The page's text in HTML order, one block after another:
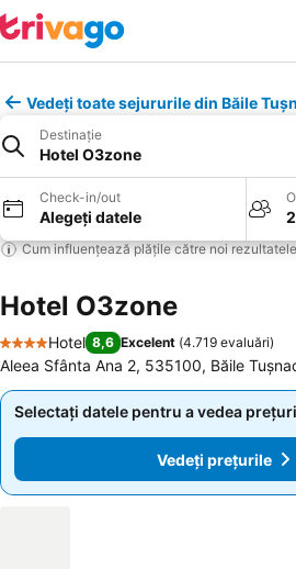
Vedeți toate sejururile din Băile
Destinație
Hotel O3zone
Check-in/out
Alegeți datele
Cum influențează plățile către noi rezultatele
Hotel O3zone
4 Stele
Hotel 8,6 Excelent (4.719 evaluări)
Aleea Sfânta Ana 2, 535100, Băile
Selectați datele pentru a vedea
Vedeți prețurile
Selectați datele pentru a vedea
Vedeți prețurile